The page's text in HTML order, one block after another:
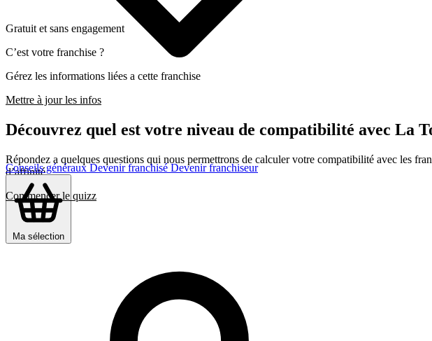
Conseils généraux Devenir franchisé Devenir franchiseur
Ma sélection
Gratuit et sans engagement
C’est votre franchise ?
Gérez les informations liées a cette franchise
Mettre à jour les infos
Découvrez quel est votre niveau de compatibilité avec La
Répondez a quelques questions qui nous permettrons de calculer votre compatibilité avec les
d’affinité
Commencer le quizz